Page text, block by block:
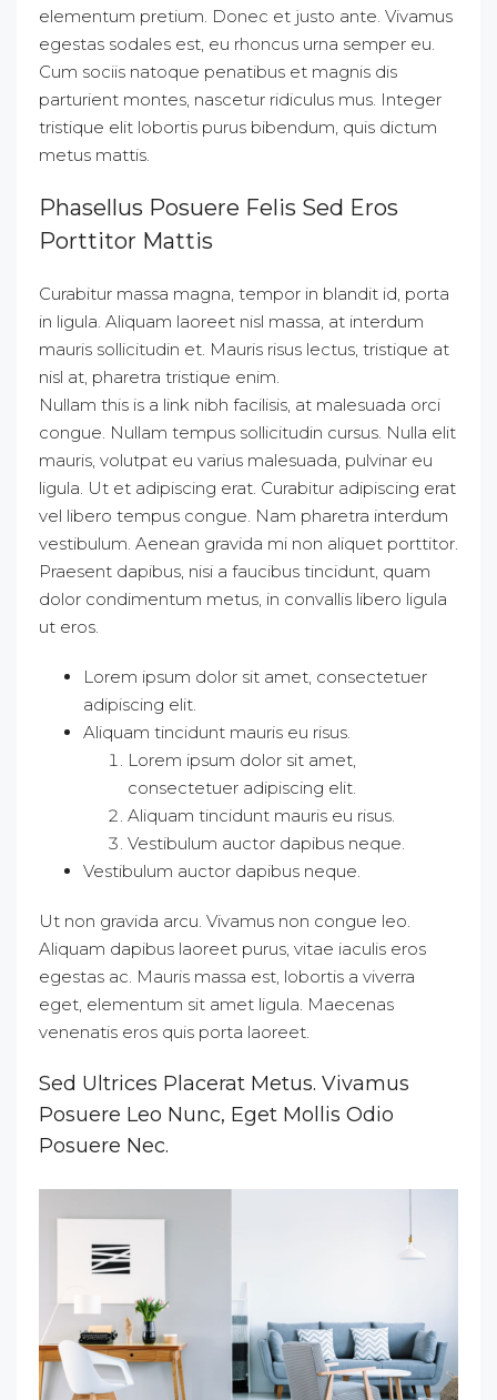
elementum pretium. Donec et justo ante. Vivamus
egestas sodales est, eu rhoncus urna semper eu.
Cum sociis natoque penatibus et magnis dis
parturient montes, nascetur ridiculus mus. Integer
tristique elit lobortis purus bibendum, quis dictum
metus mattis.
Phasellus Posuere Felis Sed Eros
Porttitor Mattis
Curabitur massa magna, tempor in blandit id, porta
in ligula. Aliquam laoreet nisl massa, at interdum
mauris sollicitudin et. Mauris risus lectus, tristique at
nisl at, pharetra tristique enim.
Nullam this is a link nibh facilisis, at malesuada orci
congue. Nullam tempus sollicitudin cursus. Nulla elit
mauris, volutpat eu varius malesuada, pulvinar eu
ligula. Ut et adipiscing erat. Curabitur adipiscing erat
vel libero tempus congue. Nam pharetra interdum
vestibulum. Aenean gravida mi non aliquet porttitor.
Praesent dapibus, nisi a faucibus tincidunt, quam
dolor condimentum metus, in convallis libero ligula
ut eros.
Lorem ipsum dolor sit amet, consectetuer
adipiscing elit.
Aliquam tincidunt mauris eu risus.
Lorem ipsum dolor sit amet,
consectetuer adipiscing elit.
Aliquam tincidunt mauris eu risus.
Vestibulum auctor dapibus neque.
Vestibulum auctor dapibus neque.
Ut non gravida arcu. Vivamus non congue leo.
Aliquam dapibus laoreet purus, vitae iaculis eros
egestas ac. Mauris massa est, lobortis a viverra
eget, elementum sit amet ligula. Maecenas
venenatis eros quis porta laoreet.
Sed Ultrices Placerat Metus. Vivamus
Posuere Leo Nunc, Eget Mollis Odio
Posuere Nec.